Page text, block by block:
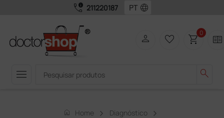
call_quality 211220187 language
menu search
person favorite_border shopping_cart0 two_pager
home Home
Diagnóstico